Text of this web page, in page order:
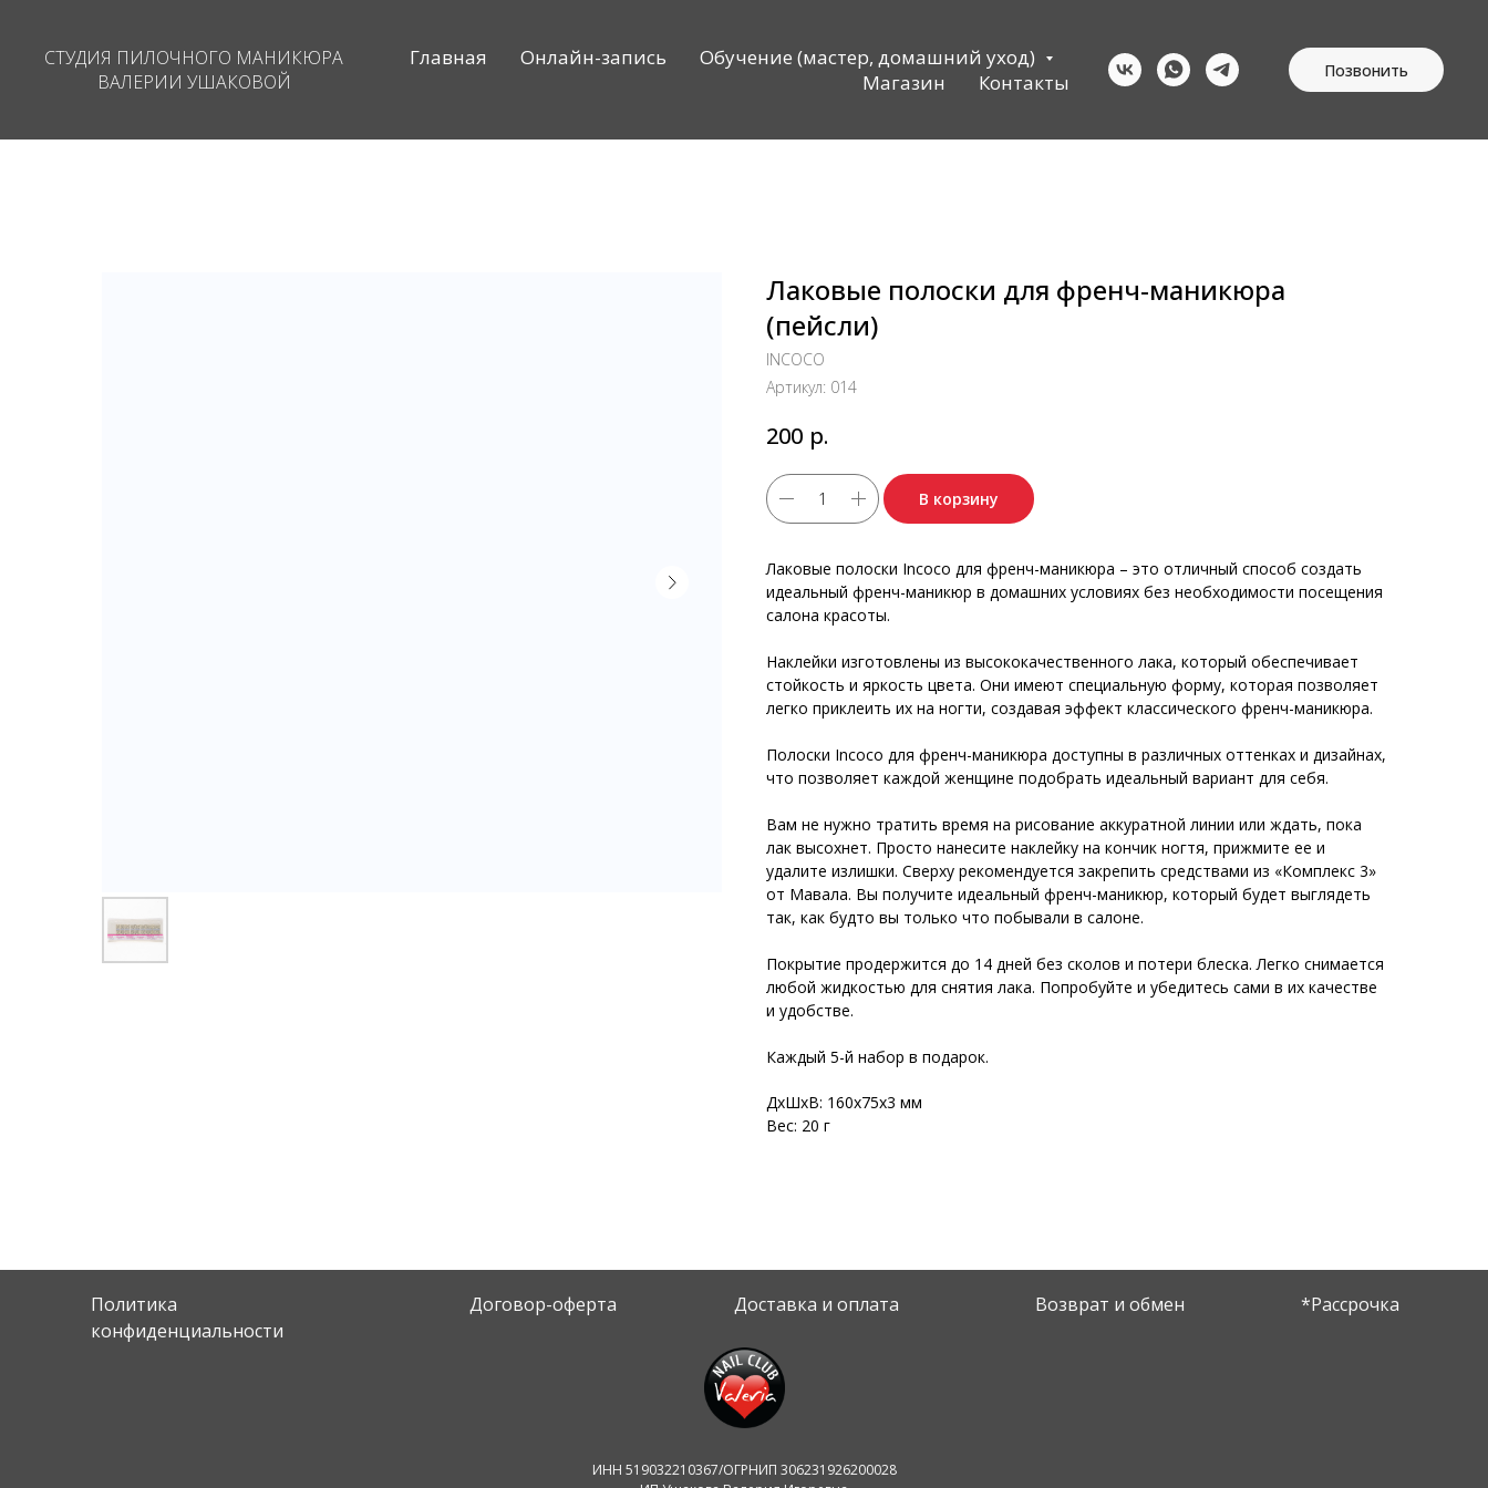
СТУДИЯ ПИЛОЧНОГО МАНИКЮРА
ВАЛЕРИИ УШАКОВОЙ
Главная Онлайн-запись
Обучение (мастер, домашний уход)
Магазин
Контакты Позвонить
Лаковые полоски для френч-маникюра
(пейсли)
INCOCO
Артикул: 014
200 р.
В корзину
Лаковые полоски Incoco для френч-маникюра – это отличный способ создать
идеальный френч-маникюр в домашних условиях без необходимости посещения
салона красоты.
Наклейки изготовлены из высококачественного лака, который обеспечивает
стойкость и яркость цвета. Они имеют специальную форму, которая позволяет
легко приклеить их на ногти, создавая эффект классического френч-маникюра.
Полоски Incoco для френч-маникюра доступны в различных оттенках и дизайнах,
что позволяет каждой женщине подобрать идеальный вариант для себя.
Вам не нужно тратить время на рисование аккуратной линии или ждать, пока
лак высохнет. Просто нанесите наклейку на кончик ногтя, прижмите ее и
удалите излишки. Сверху рекомендуется закрепить средствами из «Комплекс 3»
от Мавала. Вы получите идеальный френч-маникюр, который будет выглядеть
так, как будто вы только что побывали в салоне.
Покрытие продержится до 14 дней без сколов и потери блеска. Легко снимается
любой жидкостью для снятия лака. Попробуйте и убедитесь сами в их качестве
и удобстве.
Каждый 5-й набор в подарок.
ДxШxВ: 160x75x3 мм
Вес: 20 г
Политика
конфиденциальности
Доставка и оплата Возврат и обмен *Рассрочка
Договор-оферта
ИНН 519032210367/ОГРНИП 306231926200028